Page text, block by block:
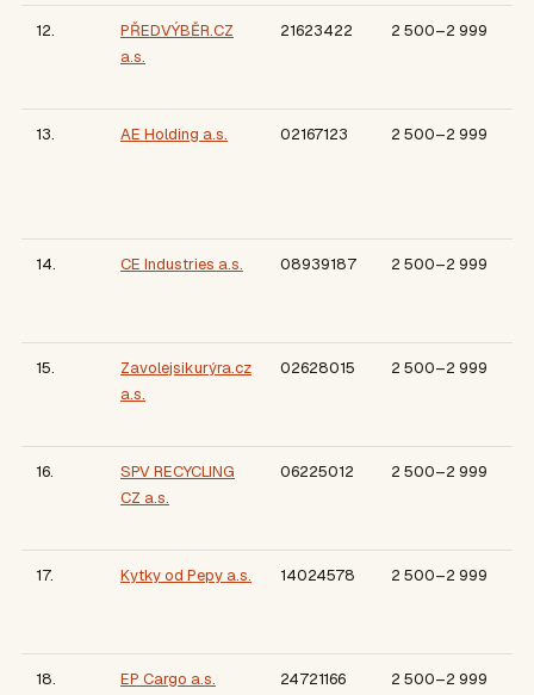
12.
PŘEDVÝBĚR.CZ
a.s.
21623422 2 500–2 999
13. AE Holding a.s. 02167123 2 500–2 999
14. CE Industries a.s. 08939187 2 500–2 999
15.
Zavolejsikurýra.cz
a.s.
02628015 2 500–2 999
16.
SPV RECYCLING
CZ a.s.
06225012 2 500–2 999
17. Kytky od Pepy a.s. 14024578 2 500–2 999
18. EP Cargo a.s. 24721166 2 500–2 999